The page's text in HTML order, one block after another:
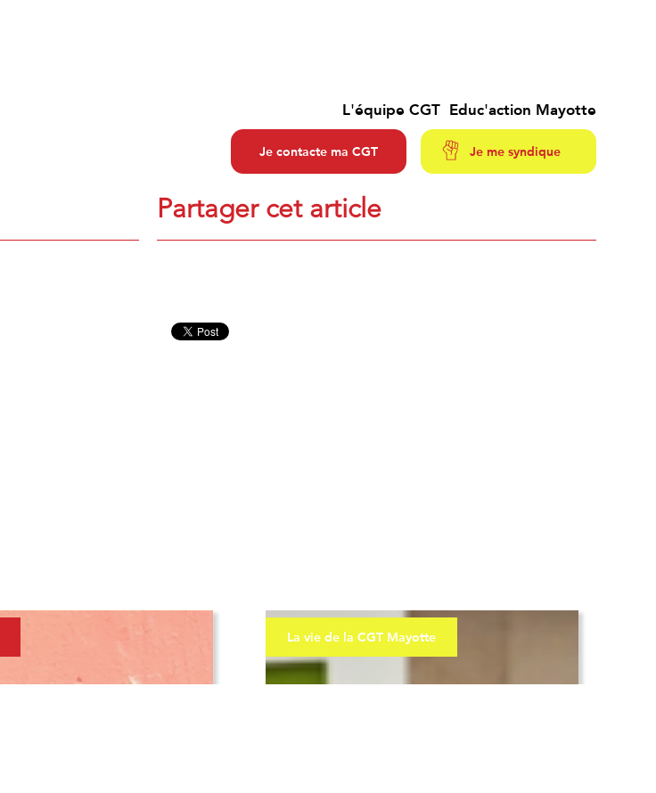
L'équipe CGT Educ'action Mayotte
Je contacte ma CGT Je me syndique
Partager cet article
La vie de la CGT Mayotte